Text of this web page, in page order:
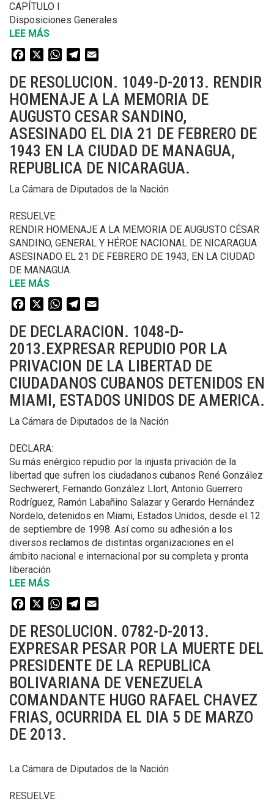
CAPÍTULO I
Disposiciones Generales
LEE MÁS
DE
LEY.
6771
-
D
-2013.
REGULARIZACION
DOMINIAL
DE
INMUEBLES
INSTITUCIONES
Facebook WhatsAppTelegram
DE RESOLUCION. 1049-D-2013. RENDIR
HOMENAJE A LA MEMORIA DE
AUGUSTO CESAR SANDINO,
ASESINADO EL DIA 21 DE FEBRERO DE
1943 EN LA CIUDAD DE MANAGUA,
REPUBLICA DE NICARAGUA.
La Cámara de Diputados de la Nación
RESUELVE:
RENDIR HOMENAJE A LA MEMORIA DE AUGUSTO CÉSAR
SANDINO, GENERAL Y HÉROE NACIONAL DE NICARAGUA
ASESINADO EL 21 DE FEBRERO DE 1943, EN LA CIUDAD
DE MANAGUA.
LEE MÁS
DE
RESOLUCION.
1049-
D-
2013.
RENDIR
HOMENAJE
A
LA
MEMORIA
AUGUSTO
CESAR
SANDINO,
ASESINADO
EL
DIA
21
DE
FEBRERO
DE
LA
DE
MANAGUA,
REPUBLICA
DE
NICARAGUA.
Facebook WhatsAppTelegram
DE DECLARACION. 1048-D-
2013.EXPRESAR REPUDIO POR LA
PRIVACION DE LA LIBERTAD DE
CIUDADANOS CUBANOS DETENIDOS EN
MIAMI, ESTADOS UNIDOS DE AMERICA.
La Cámara de Diputados de la Nación
DECLARA:
Su más enérgico repudio por la injusta privación de la
libertad que sufren los ciudadanos cubanos René González
Sechwerert, Fernando González Llort, Antonio Guerrero
Rodríguez, Ramón Labañino Salazar y Gerardo Hernández
Nordelo, detenidos en Miami, Estados Unidos, desde el 12
de septiembre de 1998. Así como su adhesión a los
diversos reclamos de distintas organizaciones en el
ámbito nacional e internacional por su completa y pronta
liberación
LEE MÁS
DE
DECLARACION.
1048-
D-
2013.EXPRESAR
REPUDIO
POR
LA
PRIVACION
DE
LA
CIUDADANOS
DETENIDOS
Facebook WhatsAppTelegram
DE RESOLUCION. 0782-D-2013.
EXPRESAR PESAR POR LA MUERTE DEL
PRESIDENTE DE LA REPUBLICA
BOLIVARIANA DE VENEZUELA
COMANDANTE HUGO RAFAEL CHAVEZ
FRIAS, OCURRIDA EL DIA 5 DE MARZO
DE 2013.
La Cámara de Diputados de la Nación
RESUELVE: